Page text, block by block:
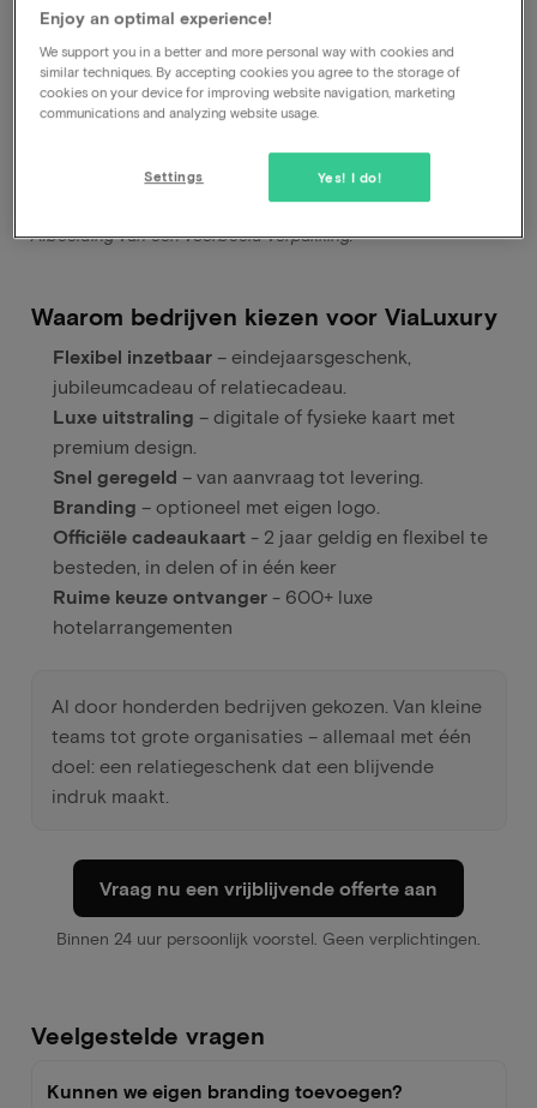
Vraag vrijblijvende offerte aan
Bestel direct
Afbeelding van een voorbeeld verpakking.
Waarom bedrijven kiezen voor ViaLuxury
Flexibel inzetbaar– eindejaarsgeschenk,
jubileumcadeau of relatiecadeau.
Luxe uitstraling – digitale of fysieke kaart met
premium design.
Snel geregeld – van aanvraag tot levering.
Branding – optioneel met eigen logo.
Officiële cadeaukaart- 2 jaar geldig en flexibel te
besteden, in delen of in één keer
Ruime keuze ontvanger- 600+ luxe
hotelarrangementen
Al door honderden bedrijven gekozen. Van kleine
teams tot grote organisaties – allemaal met één
doel: een relatiegeschenk dat een blijvende
indruk maakt.
Vraag nu een vrijblijvende offerte aan
Binnen 24 uur persoonlijk voorstel. Geen verplichtingen.
Veelgestelde vragen
Kunnen we eigen branding toevoegen?
Enjoy an optimal experience!
We support you in a better and more personal way with cookies and
similar techniques. By accepting cookies you agree to the storage of
cookies on your device for improving website navigation, marketing
communications and analyzing website usage.
Yes! I do!
Settings